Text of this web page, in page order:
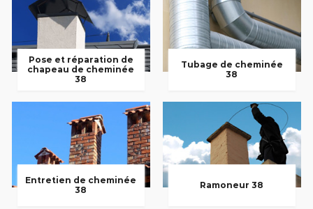
Pose et réparation de
chapeau de cheminée
38
Tubage de cheminée
38
Entretien de cheminée
38
Ramoneur 38